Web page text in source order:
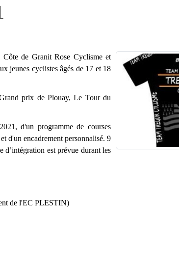
Côte de Granit Rose Cyclisme et
jeunes cyclistes âgés de 17 et 18
prix de Plouay, Le Tour du
d'un programme de courses
d'un encadrement personnalisé. 9
est prévue durant les
de l'EC PLESTIN)